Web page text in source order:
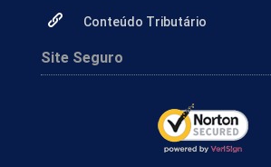
Conteúdo Tributário
Site Seguro